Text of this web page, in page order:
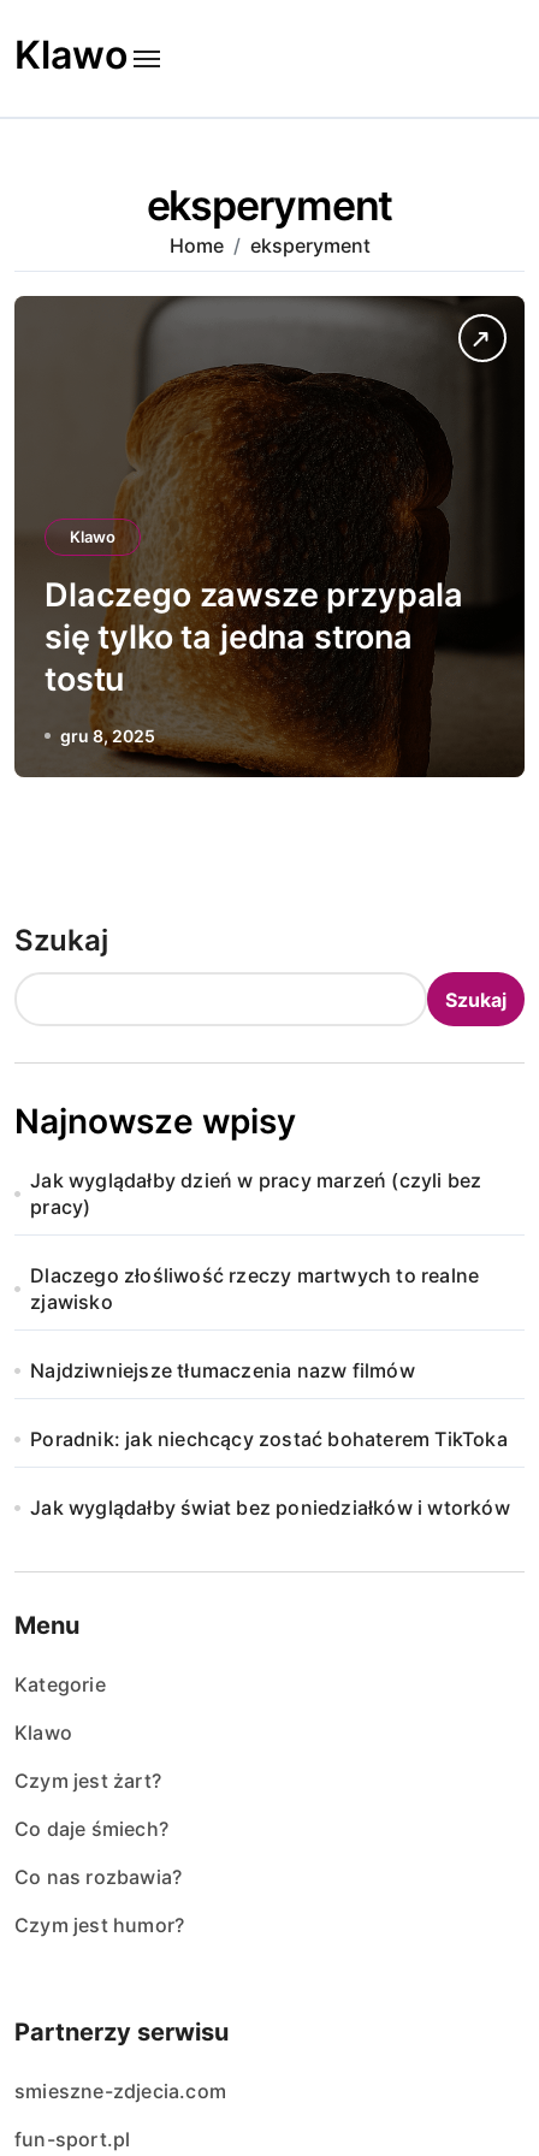
to
content
Klawo
eksperyment
Home eksperyment
Klawo
Dlaczego zawsze przypala
się tylko ta jedna strona
tostu
gru 8, 2025
Szukaj
Szukaj
Najnowsze wpisy
Jak wyglądałby dzień w pracy marzeń (czyli bez
pracy)
Dlaczego złośliwość rzeczy martwych to realne
zjawisko
Najdziwniejsze tłumaczenia nazw filmów
Poradnik: jak niechcący zostać bohaterem TikToka
Jak wyglądałby świat bez poniedziałków i wtorków
Menu
Kategorie
Klawo
Czym jest żart?
Co daje śmiech?
Co nas rozbawia?
Czym jest humor?
Partnerzy serwisu
smieszne-zdjecia.com
fun-sport.pl